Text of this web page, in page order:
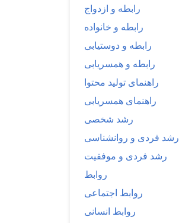
رابطه و ازدواج
رابطه و خانواده
رابطه و دوستیابی
رابطه و همسریابی
راهنمای تولید محتوا
راهنمای همسریابی
رشد شخصی
رشد فردی و روانشناسی
رشد فردی و موفقیت
روابط
روابط اجتماعی
روابط انسانی